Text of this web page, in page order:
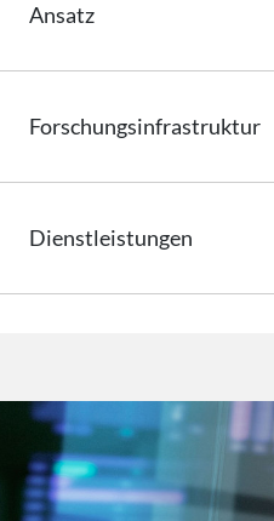
Ansatz
Forschungsinfrastruktur
Dienstleistungen